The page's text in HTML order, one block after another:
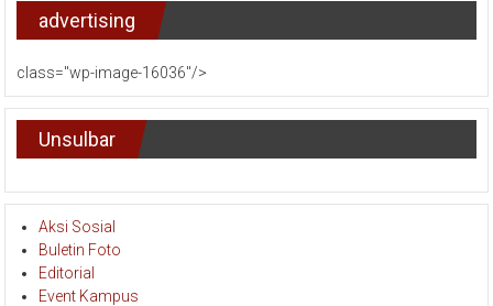
advertising
class="wp-image-16036"/>
Unsulbar
Aksi Sosial
Buletin Foto
Editorial
Event Kampus